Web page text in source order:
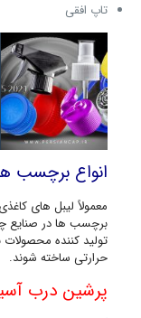
تاپ افقی
انواع برچسب
معمولاً لیبل های
برچسب ها در صنایع
تولید کننده
حرارتی ساخته شوند.
پرشین درب